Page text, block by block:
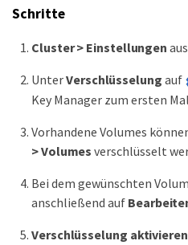
Schritte
Cluster > Einstellungen
UnterVerschlüsselung auf
Key Manager zum ersten
Vorhandene Volumes
> Volumes verschlüsselt
Bei dem gewünschten
anschließend auf
Verschlüsselung aktivieren